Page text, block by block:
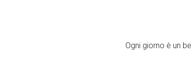
Ogni giorno è un